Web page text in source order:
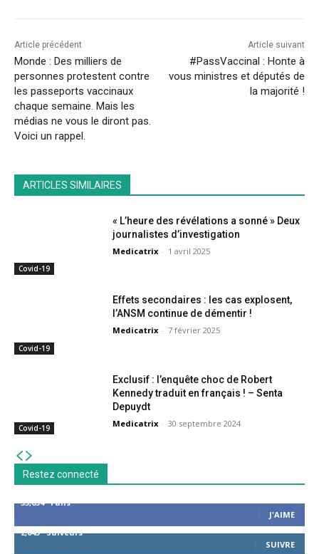
Article précédent
Monde : Des milliers de
personnes protestent contre
les passeports vaccinaux
chaque semaine. Mais les
médias ne vous le diront pas.
Voici un rappel.
Article suivant
#PassVaccinal : Honte à
vous ministres et députés de
la majorité !
ARTICLES SIMILAIRES
Covid-19
« L’heure des révélations a sonné » Deux
journalistes d’investigation
Medicatrix - 1 avril 2025
Covid-19
Effets secondaires : les cas explosent,
l’ANSM continue de démentir !
Medicatrix - 7 février 2025
Covid-19
Exclusif : l’enquête choc de Robert
Kennedy traduit en français ! – Senta
Depuydt
Medicatrix - 30 septembre 2024
Restez connecté
53,654
Fans
J'AIME
2,043 Suiveurs
SUIVRE